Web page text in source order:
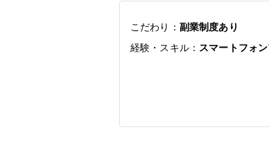
こだわり： 副業制度あり
経験・スキル： スマートフォ